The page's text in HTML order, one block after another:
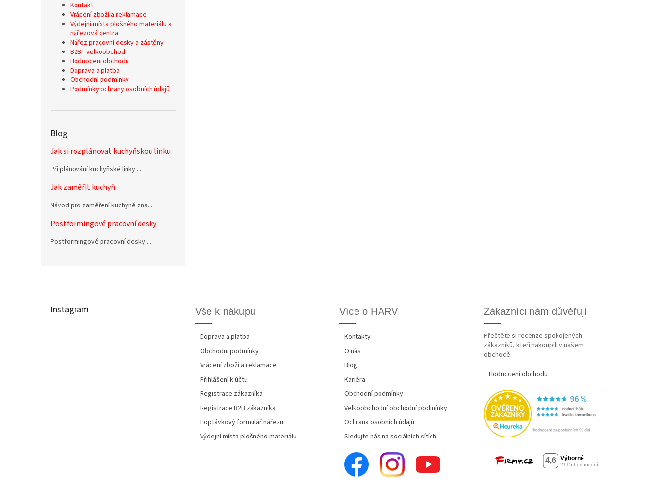
Kontakt
Vrácení zboží a reklamace
Výdejní místa plošného materiálu a
nářezová centra
Nářez pracovní desky a zástěny
B2B - velkoobchod
Hodnocení obchodu
Doprava a platba
Obchodní podmínky
Podmínky ochrany osobních údajů
Blog
Jak si rozplánovat kuchyňskou linku
Při plánování kuchyňské linky ...
Jak zaměřit kuchyň
Návod pro zaměření kuchyně zna...
Postformingové pracovní desky
Postformingové pracovní desky ...
Instagram Vše k nákupu
Doprava a platba
Obchodní podmínky
Vrácení zboží a reklamace
Přihlášení k účtu
Registrace zákazníka
Registrace B2B zákazníka
Poptávkový formulář nářezu
Výdejní místa plošného materiálu
Více o HARV
Kontakty
O nás
Blog
Kariéra
Obchodní podmínky
Velkoobchodní obchodní podmínky
Ochrana osobních údajů
Sledujte nás na sociálních sítích:
Zákazníci nám důvěřují
Přečtěte si recenze spokojených
zákazníků, kteří nakoupili v našem
obchodě:
Hodnocení obchodu